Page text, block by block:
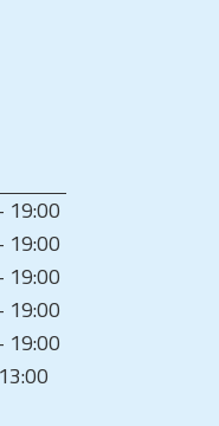
19:00
19:00
19:00
19:00
19:00